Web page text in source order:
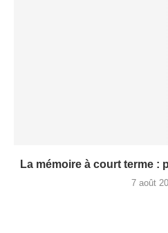
La mémoire à court terme :
7 août